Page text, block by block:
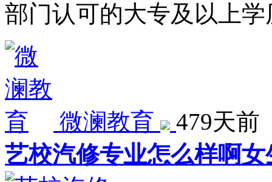
部门认可的大专及以上
微澜教育
479天前
艺校汽修专业怎么样啊女